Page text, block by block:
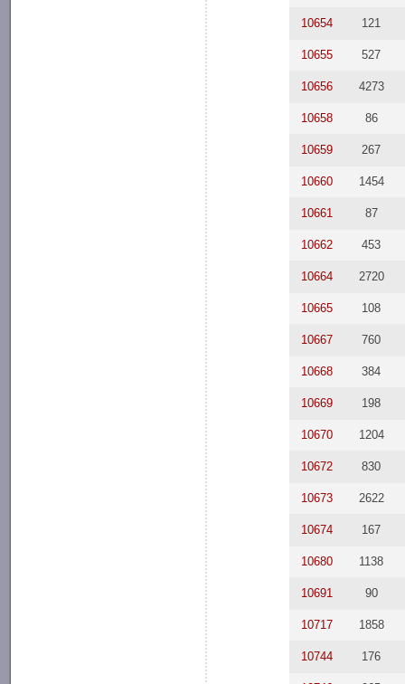
10654 121
10655 527
10656 4273
10658 86
10659 267
10660 1454
10661 87
10662 453
10664 2720
10665 108
10667 760
10668 384
10669 198
10670 1204
10672 830
10673 2622
10674 167
10680 1138
10691 90
10717 1858
10744 176